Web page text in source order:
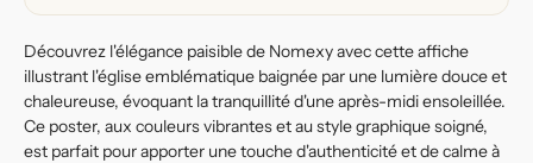
Découvrez l'élégance paisible de Nomexy avec cette affiche
illustrant l'église emblématique baignée par une lumière douce et
chaleureuse, évoquant la tranquillité d'une après-midi ensoleillée.
Ce poster, aux couleurs vibrantes et au style graphique soigné,
est parfait pour apporter une touche d'authenticité et de calme à